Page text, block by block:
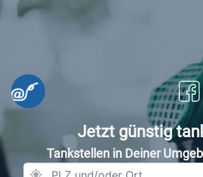
Jetzt günstig
Tankstellen in Deiner